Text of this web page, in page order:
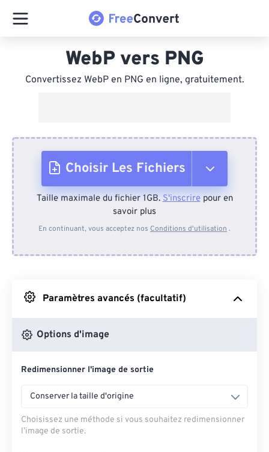
WebP vers PNG
Convertissez WebP en PNG en ligne, gratuitement.
Choisir Les Fichiers
Depuis l'appareil
Depuis Google Drive
Depuis OneDrive
Depuis l'URL
Taille maximale du fichier 1GB.S'inscrirepour en
savoir plus
En continuant, vous acceptez nos Conditions d'utilisation .
Paramètres avancés (facultatif)
Options d'image
Redimensionner l'image de sortie
Conserver la taille d'origine
Choisissez une méthode si vous souhaitez redimensionner
l’image de sortie.